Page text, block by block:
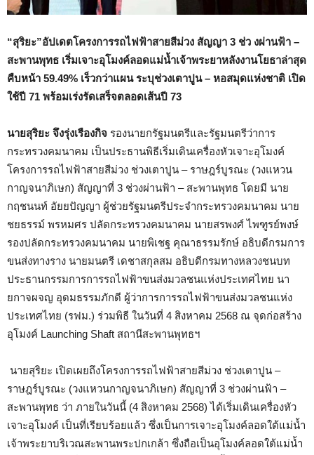
“สุริยะ”อัปเดตโครงการรถไฟฟ้าสายสีม่วง สัญญา 3 ช่ว งผ่านฟ้า –
สะพานพุทธ เริ่มเจาะอุโมงค์ลอดแม่น้ำเจ้าพระยาหลังงานโยธาล่าสุด
คืบหน้า 59.49% เร็วกว่าแผน ระบุช่วงเตาปูน – หอสมุดแห่งชาติ เปิด
ใช้ปี 71 พร้อมเร่งรัดเสร็จตลอดเส้นปี 73
นายสุริยะ จึงรุ่งเรืองกิจ รองนายกรัฐมนตรีและรัฐมนตรีว่าการ
กระทรวงคมนาคม เป็นประธานพิธีเริ่มเดินเครื่องหัวเจาะอุโมงค์
โครงการรถไฟฟ้าสายสีม่วง ช่วงเตาปูน – ราษฎร์บูรณะ (วงแหวน
กาญจนาภิเษก) สัญญาที่ 3 ช่วงผ่านฟ้า – สะพานพุทธ โดยมี นาย
กฤชนนท์ อัยยปัญญา ผู้ช่วยรัฐมนตรีประจำกระทรวงคมนาคม นาย
ชยธรรม์ พรหมศร ปลัดกระทรวงคมนาคม นายสรพงศ์ ไพฑูรย์พงษ์
รองปลัดกระทรวงคมนาคม นายพิเชฐ คุณาธรรมรักษ์ อธิบดีกรมการ
ขนส่งทางราง นายมนตรี เดชาสกุลสม อธิบดีกรมทางหลวงชนบท
ประธานกรรมการการรถไฟฟ้าขนส่งมวลชนแห่งประเทศไทย นา
ยกาจผจญ อุดมธรรมภักดี ผู้ว่าการการรถไฟฟ้าขนส่งมวลชนแห่ง
ประเทศไทย (รฟม.) ร่วมพิธี ในวันที่ 4 สิงหาคม 2568 ณ จุดก่อสร้าง
อุโมงค์ Launching Shaft สถานีสะพานพุทธฯ
นายสุริยะ เปิดเผยถึงโครงการรถไฟฟ้าสายสีม่วง ช่วงเตาปูน –
ราษฎร์บูรณะ (วงแหวนกาญจนาภิเษก) สัญญาที่ 3 ช่วงผ่านฟ้า –
สะพานพุทธ ว่า ภายในวันนี้ (4 สิงหาคม 2568) ได้เริ่มเดินเครื่องหัว
เจาะอุโมงค์ เป็นที่เรียบร้อยแล้ว ซึ่งเป็นการเจาะอุโมงค์ลอดใต้แม่น้ำ
เจ้าพระยาบริเวณสะพานพระปกเกล้า ซึ่งถือเป็นอุโมงค์ลอดใต้แม่น้ำ